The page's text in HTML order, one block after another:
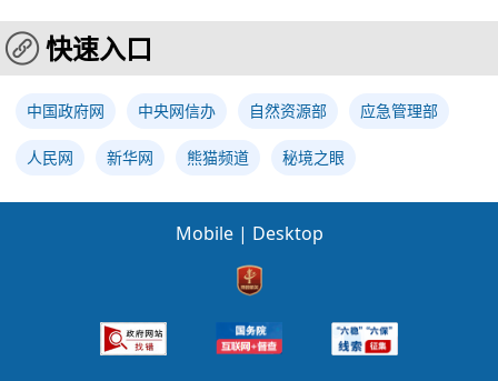
快速入口
中国政府网 中央网信办 自然资源部 应急管理部
人民网 新华网 熊猫频道 秘境之眼
Mobile | Desktop